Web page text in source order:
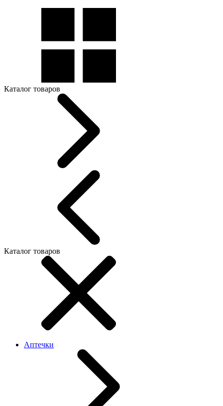
Каталог товаров
Каталог товаров
Аптечки